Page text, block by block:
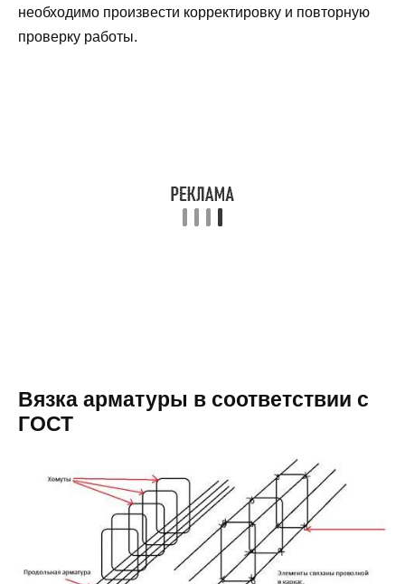
необходимо произвести корректировку и повторную
проверку работы.
Вязка арматуры в соответствии с
ГОСТ